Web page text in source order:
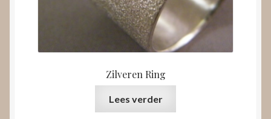
Zilveren Ring
Lees verder